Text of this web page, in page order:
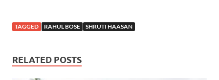
TAGGED RAHUL BOSE SHRUTI HAASAN
RELATED POSTS